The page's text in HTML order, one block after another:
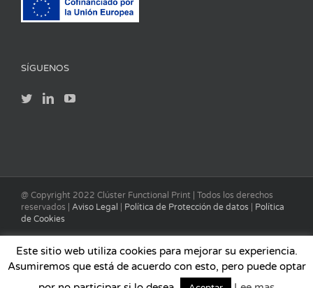
SÍGUENOS
@ Copyright 2022 Clúster Functional Print | Todos los derechos
reservados | Aviso Legal Política de Protección de datos
Política
de Cookies
Este sitio web utiliza cookies para mejorar su experiencia.
Asumiremos que está de acuerdo con esto, pero puede optar